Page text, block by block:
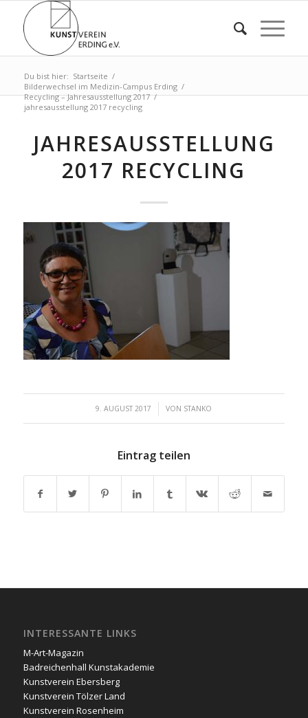
Du bist hier: Startseite /
Bilderwechsel im Medizin-Campus Erding /
Recycling – Jahresausstellung 2017 /
jahresausstellung 2017 recycling
JAHRESAUSSTELLUNG
2017 RECYCLING
9. AUGUST 2017
/ VON STANKO
Eintrag teilen
INTERESSANTE LINKS
M-Art-Magazin
Badreichenhall Kunstakademie
Kunstverein Ebersberg
Kunstverein Tölzer Land
Kunstverein Rosenheim